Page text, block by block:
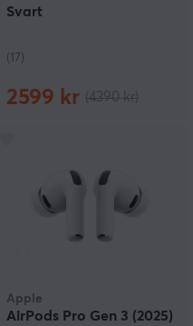
Svart
(17)
2599 kr
Apple
AirPods Pro Gen 3 (2025)